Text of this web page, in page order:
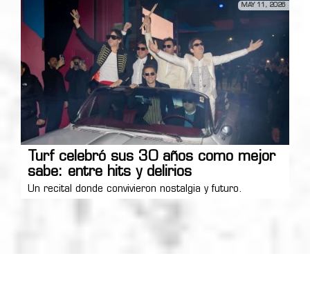
MAY 11, 2026
Turf celebró sus 30 años como mejor
sabe: entre hits y delirios
Un recital donde convivieron nostalgia y futuro.